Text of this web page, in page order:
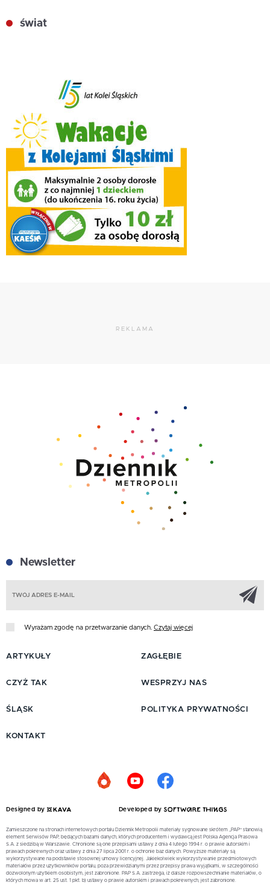
świat
REKLAMA
Newsletter
Wyrażam zgodę na przetwarzanie danych. Czytaj więcej
ARTYKUŁY
CZYŻ TAK
ŚLĄSK
ZAGŁĘBIE
WESPRZYJ NAS
POLITYKA PRYWATNOŚCI
KONTAKT
Designed by Developed by
Zamieszczone na stronach internetowych portalu Dziennik Metropolii materiały sygnowane skrótem „PAP” stanowią
element Serwisów PAP, będących bazami danych, których producentem i wydawcą jest Polska Agencja Prasowa
S.A. z siedzibą w Warszawie. Chronione są one przepisami ustawy z dnia 4 lutego 1994 r. o prawie autorskim i
prawach pokrewnych oraz ustawy z dnia 27 lipca 2001 r. o ochronie baz danych. Powyższe materiały są
wykorzystywane na podstawie stosownej umowy licencyjnej. Jakiekolwiek wykorzystywanie przedmiotowych
materiałów przez użytkowników portalu, poza przewidzianymi przez przepisy prawa wyjątkami, w szczególności
dozwolonym użytkiem osobistym, jest zabronione. PAP S.A. zastrzega, iż dalsze rozpowszechnianie materiałów, o
których mowa w art. 25 ust. 1 pkt. b) ustawy o prawie autorskim i prawach pokrewnych, jest zabronione.